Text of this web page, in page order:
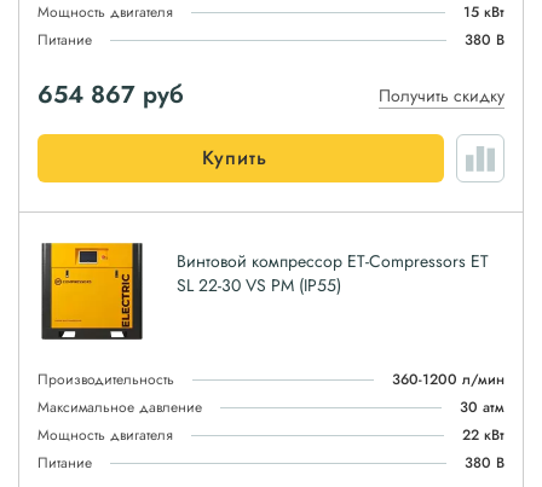
Мощность двигателя
15 кВт
Питание
380 В
654 867 руб Получить скидку
Купить
Винтовой компрессор ET-Compressors ET
SL 22-30 VS PM (IP55)
Производительность
360-1200 л/мин
Максимальное давление
30 атм
Мощность двигателя
22 кВт
Питание
380 В